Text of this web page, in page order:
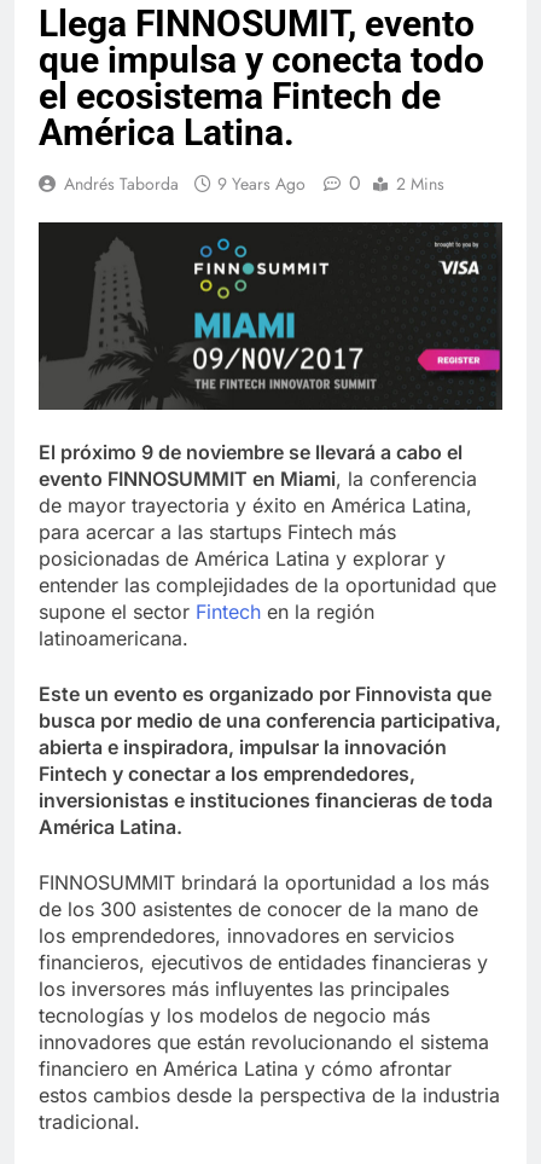
Llega FINNOSUMIT, evento
que impulsa y conecta todo
el ecosistema Fintech de
América Latina.
Andrés Taborda 9 Years Ago 0 2 Mins
El próximo 9 de noviembre se llevará a cabo el
evento FINNOSUMMIT en Miami, la conferencia
de mayor trayectoria y éxito en América Latina,
para acercar a las startups Fintech más
posicionadas de América Latina y explorar y
entender las complejidades de la oportunidad que
supone el sector Fintech en la región
latinoamericana.
Este un evento es organizado por Finnovista que
busca por medio de una conferencia participativa,
abierta e inspiradora, impulsar la innovación
Fintech y conectar a los emprendedores,
inversionistas e instituciones financieras de toda
América Latina.
FINNOSUMMIT brindará la oportunidad a los más
de los 300 asistentes de conocer de la mano de
los emprendedores, innovadores en servicios
financieros, ejecutivos de entidades financieras y
los inversores más influyentes las principales
tecnologías y los modelos de negocio más
innovadores que están revolucionando el sistema
financiero en América Latina y cómo afrontar
estos cambios desde la perspectiva de la industria
tradicional.